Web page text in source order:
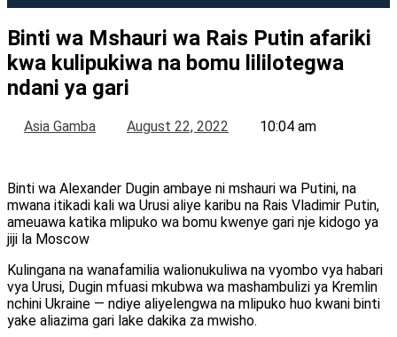
Binti wa Mshauri wa Rais Putin afariki
kwa kulipukiwa na bomu lililotegwa
ndani ya gari
Asia Gamba August 22, 2022 10:04 am
Binti wa Alexander Dugin ambaye ni mshauri wa Putini, na
mwana itikadi kali wa Urusi aliye karibu na Rais Vladimir Putin,
ameuawa katika mlipuko wa bomu kwenye gari nje kidogo ya
jiji la Moscow
Kulingana na wanafamilia walionukuliwa na vyombo vya habari
vya Urusi, Dugin mfuasi mkubwa wa mashambulizi ya Kremlin
nchini Ukraine — ndiye aliyelengwa na mlipuko huo kwani binti
yake aliazima gari lake dakika za mwisho.